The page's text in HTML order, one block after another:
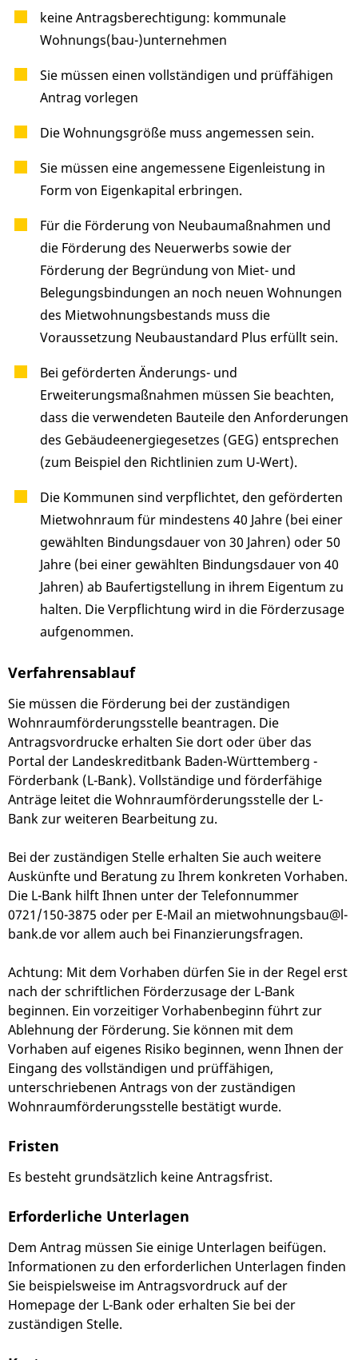
keine Antragsberechtigung: kommunale
Wohnungs(bau-)unternehmen
Sie müssen einen vollständigen und prüffähigen
Antrag vorlegen
Die Wohnungsgröße muss angemessen sein.
Sie müssen eine angemessene Eigenleistung in
Form von Eigenkapital erbringen.
Für die Förderung von Neubaumaßnahmen und
die Förderung des Neuerwerbs sowie der
Förderung der Begründung von Miet- und
Belegungsbindungen an noch neuen Wohnungen
des Mietwohnungsbestands muss die
Voraussetzung Neubaustandard Plus erfüllt sein.
Bei geförderten Änderungs- und
Erweiterungsmaßnahmen müssen Sie beachten,
dass die verwendeten Bauteile den Anforderungen
des Gebäudeenergiegesetzes (GEG) entsprechen
(zum Beispiel den Richtlinien zum U-Wert).
Die Kommunen sind verpflichtet, den geförderten
Mietwohnraum für mindestens 40 Jahre (bei einer
gewählten Bindungsdauer von 30 Jahren) oder 50
Jahre (bei einer gewählten Bindungsdauer von 40
Jahren) ab Baufertigstellung in ihrem Eigentum zu
halten. Die Verpflichtung wird in die Förderzusage
aufgenommen.
Verfahrensablauf
Sie müssen die Förderung bei der zuständigen
Wohnraumförderungsstelle beantragen. Die
Antragsvordrucke erhalten Sie dort oder über das
Portal der Landeskreditbank Baden-Württemberg -
Förderbank (L-Bank). Vollständige und förderfähige
Anträge leitet die Wohnraumförderungsstelle der L-
Bank zur weiteren Bearbeitung zu.
Bei der zuständigen Stelle erhalten Sie auch weitere
Auskünfte und Beratung zu Ihrem konkreten Vorhaben.
Die L-Bank hilft Ihnen unter der Telefonnummer
0721/150-3875 oder per E-Mail an mietwohnungsbau@l-
bank.de vor allem auch bei Finanzierungsfragen.
Achtung: Mit dem Vorhaben dürfen Sie in der Regel erst
nach der schriftlichen Förderzusage der L-Bank
beginnen. Ein vorzeitiger Vorhabenbeginn führt zur
Ablehnung der Förderung. Sie können mit dem
Vorhaben auf eigenes Risiko beginnen, wenn Ihnen der
Eingang des vollständigen und prüffähigen,
unterschriebenen Antrags von der zuständigen
Wohnraumförderungsstelle bestätigt wurde.
Fristen
Es besteht grundsätzlich keine Antragsfrist.
Erforderliche Unterlagen
Dem Antrag müssen Sie einige Unterlagen beifügen.
Informationen zu den erforderlichen Unterlagen finden
Sie beispielsweise im Antragsvordruck auf der
Homepage der L-Bank oder erhalten Sie bei der
zuständigen Stelle.